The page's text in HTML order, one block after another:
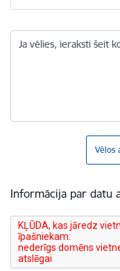
Ja vēlies, ieraksti šeit
Vēlos
Informācija par datu